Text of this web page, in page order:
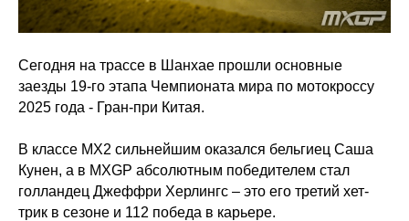
Сегодня на трассе в Шанхае прошли основные
заезды 19-го этапа Чемпионата мира по мотокроссу
2025 года - Гран-при Китая.
В классе МХ2 сильнейшим оказался бельгиец Саша
Кунен, а в MXGP абсолютным победителем стал
голландец Джеффри Херлингс – это его третий хет-
трик в сезоне и 112 победа в карьере.